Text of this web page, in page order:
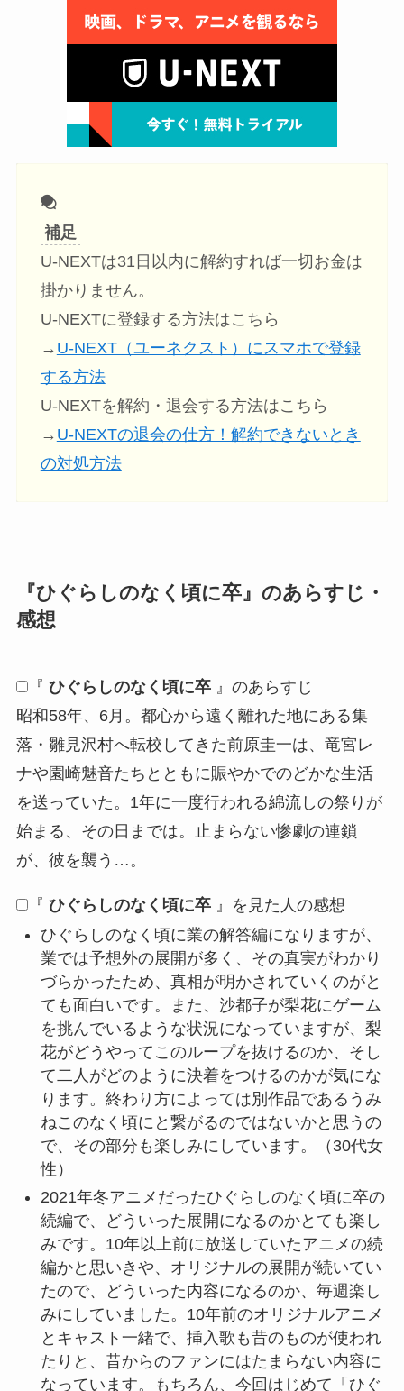
補足
U-NEXTは31日以内に解約すれば一切お金は
掛かりません。
U-NEXTに登録する方法はこちら
→ U-NEXT（ユーネクスト）にスマホで登録
する方法
U-NEXTを解約・退会する方法はこちら
→ U-NEXTの退会の仕方！解約できないとき
の対処方法
『ひぐらしのなく頃に卒』のあらすじ・
感想
『 ひぐらしのなく頃に卒 』のあらすじ
昭和58年、6月。都心から遠く離れた地にある集
落・雛見沢村へ転校してきた前原圭一は、竜宮レ
ナや園崎魅音たちとともに賑やかでのどかな生活
を送っていた。1年に一度行われる綿流しの祭りが
始まる、その日までは。止まらない惨劇の連鎖
が、彼を襲う…。
『 ひぐらしのなく頃に卒 』を見た人の感想
ひぐらしのなく頃に業の解答編になりますが、
業では予想外の展開が多く、その真実がわかり
づらかったため、真相が明かされていくのがと
ても面白いです。また、沙都子が梨花にゲーム
を挑んでいるような状況になっていますが、梨
花がどうやってこのループを抜けるのか、そし
て二人がどのように決着をつけるのかが気にな
ります。終わり方によっては別作品であるうみ
ねこのなく頃にと繋がるのではないかと思うの
で、その部分も楽しみにしています。（30代女
性）
2021年冬アニメだったひぐらしのなく頃に卒の
続編で、どういった展開になるのかとても楽し
みです。10年以上前に放送していたアニメの続
編かと思いきや、オリジナルの展開が続いてい
たので、どういった内容になるのか、毎週楽し
みにしていました。10年前のオリジナルアニメ
とキャスト一緒で、挿入歌も昔のものが使われ
たりと、昔からのファンにはたまらない内容に
なっています。もちろん、今回はじめて「ひぐ